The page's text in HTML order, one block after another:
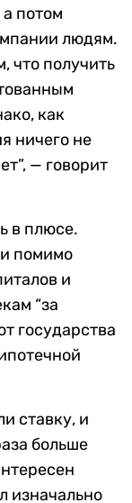
потом
людям.
что получить
как
ничего не
— говорит
в плюсе.
помимо
и
“за
государства
ставку, и
больше
изначально